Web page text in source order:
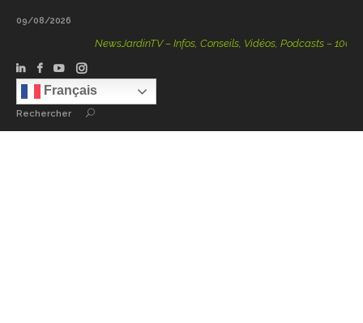
09/08/2026
NewsJardinTV – Infos, Conseils, Vidéos, Podcasts – 100 %
Français
Rechercher